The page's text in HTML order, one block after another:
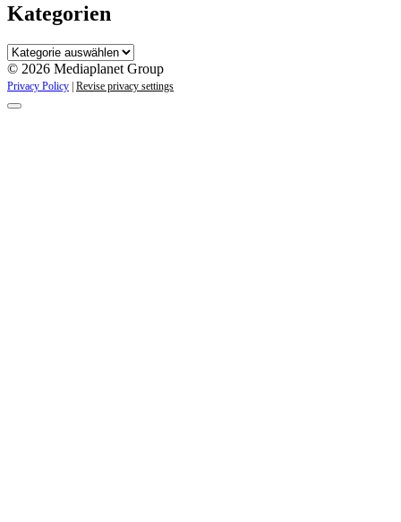
Kategorien
Kategorien
© 2026 Mediaplanet Group
Privacy Policy | Revise privacy settings